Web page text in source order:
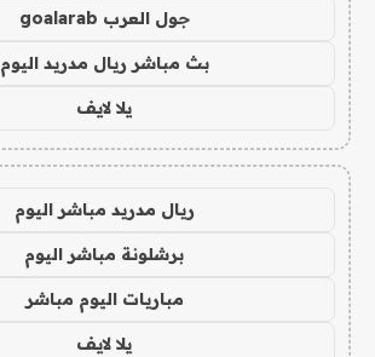
جول العرب goalarab
بث مباشر ريال مدريد اليوم
يلا لايف
ريال مدريد مباشر اليوم
برشلونة مباشر اليوم
مباريات اليوم مباشر
يلا لايف